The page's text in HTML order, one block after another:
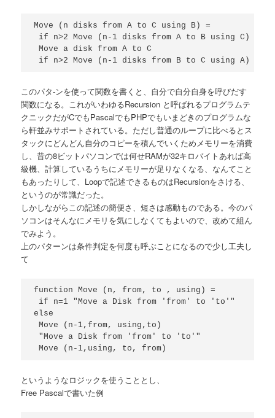
Move (n disks from A to C using B) =
if n>2 Move (n-1 disks from A to B using C)
Move a disk from A to C
このパタ-ンを使って関数を書くと、自分で自分自身を呼びだす
関数になる。これがいわゆるRecursion と呼ばれるプログラムテ
クニックだがCでもPascalでもPHPでもいまどきのプログラムな
ら軒並みサポートされている。ただし普通のループに比べるとス
タックにどんどん自分のコピーを積んでいくためメモリーを消費
し、昔の8ビットパソコンでは何せRAMが32キロバイトあれば高
級機、計算しているうちにメモリーが足りなくなる、なんてこと
もあったりして、Loopで記述できるものはRecursionをさける、
というのが常識だった。
しかしながらこの記述の簡便さ、短さは感動ものである。今のパ
ソコンはそんなにメモリを気にしなくてもよいので、改めて組ん
でみよう。
上のパターンは条件判定を何度も呼ぶことになるので少し工夫し
て
function Move (n, from, to , using) =
if n=1 "Move a Disk from 'from' to 'to'"
else
Move (n-1,from, using,to)
"Move a Disk from 'from' to 'to'"
というようなロジックを使うこととし、
Free Pascalで書いた例